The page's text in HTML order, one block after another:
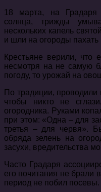
18 марта, на
солнца, трижды
нескольких капель
и шли на огороды
Крестьяне верили, что
несмотря на не самую
погоду, то урожай на
По традиции, проводили
чтобы никто не
огородника. Руками
при этом: «Одна – для
третья – для червя».
обряда зелень на
засухи, вредительства
Часто Градаря
его почитания не брали
период не побил посевы.